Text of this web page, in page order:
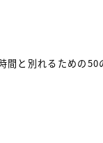
間と別れるための